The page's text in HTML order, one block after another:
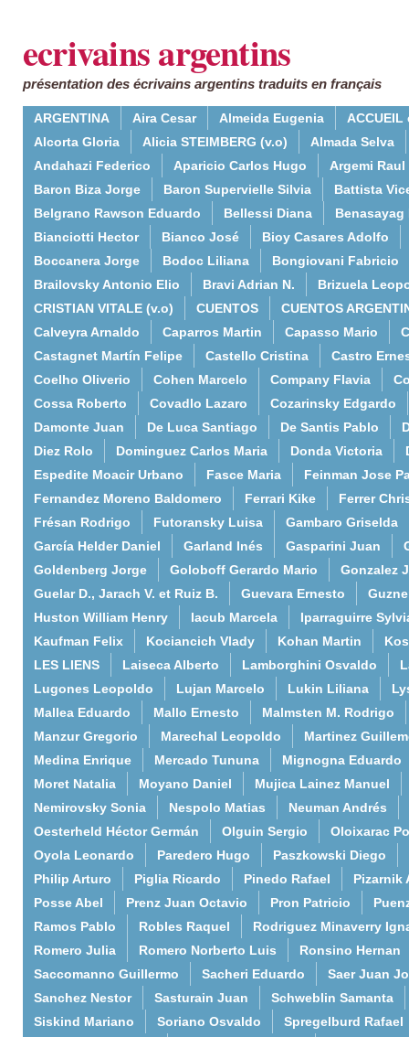
ecrivains argentins
présentation des écrivains argentins traduits en français
ARGENTINA Aira Cesar Almeida Eugenia
ACCUEIL
Alcorta Gloria
Alicia STEIMBERG (v.o)
Almada Selva
Andahazi Federico
Aparicio Carlos Hugo
Argemi Raul
Baron Biza Jorge
Baron Supervielle Silvia
Battista
Belgrano Rawson Eduardo
Bellessi Diana
Benasayag
Bianciotti Hector
Bianco José
Bioy Casares Adolfo
Boccanera Jorge
Bodoc Liliana
Bongiovani Fabricio
Brailovsky Antonio Elio
Bravi Adrian N.
Brizuela
CRISTIAN VITALE (v.o)
CUENTOS
CUENTOS
Calveyra Arnaldo
Caparros Martin Capasso Mario
Castagnet Martín Felipe
Castello Cristina
Castro
Coelho Oliverio
Cohen Marcelo Company Flavia
Cossa Roberto
Covadlo Lazaro
Cozarinsky Edgardo
Damonte Juan
De Luca Santiago De Santis Pablo
Diez Rolo
Dominguez Carlos Maria Donda Victoria
Espedite Moacir Urbano
Fasce Maria
Feinman Jose
Fernandez Moreno Baldomero
Ferrari Kike
Ferrer
Frésan Rodrigo
Futoransky Luisa
Gambaro Griselda
García Helder Daniel
Garland Inés Gasparini Juan
Goldenberg Jorge
Goloboff Gerardo Mario
Gonzalez
Guelar D., Jarach V. et Ruiz B.
Guevara Ernesto
Huston William Henry
Iacub Marcela
Iparraguirre
Kaufman Felix
Kociancich Vlady Kohan Martin
LES LIENS
Laiseca Alberto Lamborghini Osvaldo
Lugones Leopoldo
Lujan Marcelo Lukin Liliana
Mallea Eduardo
Mallo Ernesto
Malmsten M. Rodrigo
Manzur Gregorio
Marechal Leopoldo
Martinez
Medina Enrique
Mercado Tununa
Mignogna Eduardo
Moret Natalia
Moyano Daniel
Mujica Lainez Manuel
Nemirovsky Sonia
Nespolo Matias
Neuman Andrés
Oesterheld Héctor Germán
Olguin Sergio
Oloixarac
Oyola Leonardo
Paredero Hugo
Paszkowski Diego
Philip Arturo
Piglia Ricardo Pinedo Rafael
Pizarnik
Posse Abel
Prenz Juan Octavio Pron Patricio
Ramos Pablo
Robles Raquel
Rodriguez Minaverry
Romero Julia
Romero Norberto Luis
Ronsino Hernan
Saccomanno Guillermo
Sacheri Eduardo
Saer Juan
Sanchez Nestor
Sasturain Juan
Schweblin Samanta
Siskind Mariano
Soriano Osvaldo
Spregelburd Rafael